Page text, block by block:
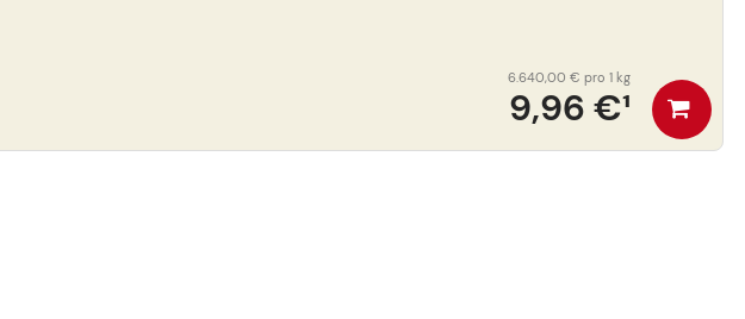
9,96 €¹
6.640,00 € pro 1 kg